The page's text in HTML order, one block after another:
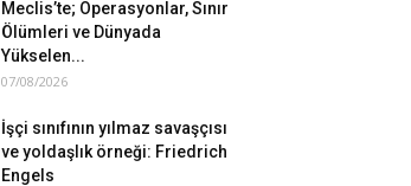
Meclis’te; Operasyonlar, Sınır
Ölümleri ve Dünyada
Yükselen...
07/08/2026
İşçi sınıfının yılmaz savaşçısı
ve yoldaşlık örneği: Friedrich
Engels